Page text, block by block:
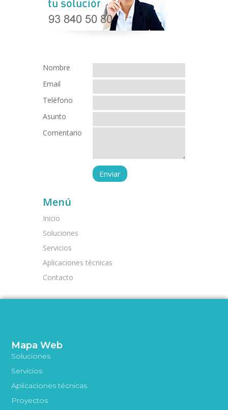
Nombre
Email
Teléfono
Asunto
Comentario
Menú
Inicio
Soluciones
Servicios
Aplicaciones técnicas
Contacto
Mapa Web
Soluciones
Servicios
Aplicaciones técnicas
Proyectos